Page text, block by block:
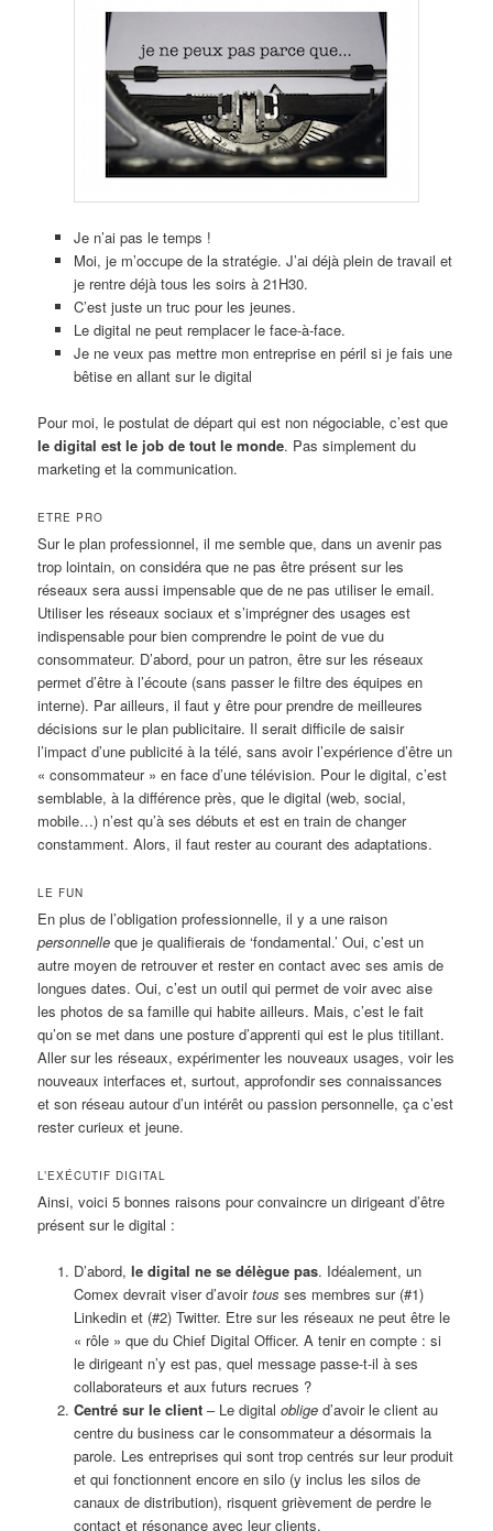
Je n’ai pas le temps !
Moi, je m’occupe de la stratégie. J’ai déjà plein de travail et
je rentre déjà tous les soirs à 21H30.
C’est juste un truc pour les jeunes.
Le digital ne peut remplacer le face-à-face.
Je ne veux pas mettre mon entreprise en péril si je fais une
bêtise en allant sur le digital
Pour moi, le postulat de départ qui est non négociable, c’est que
le digital est le job de tout le monde. Pas simplement du
marketing et la communication.
ETRE PRO
Sur le plan professionnel, il me semble que, dans un avenir pas
trop lointain, on considéra que ne pas être présent sur les
réseaux sera aussi impensable que de ne pas utiliser le email.
Utiliser les réseaux sociaux et s’imprégner des usages est
indispensable pour bien comprendre le point de vue du
consommateur. D’abord, pour un patron, être sur les réseaux
permet d’être à l’écoute (sans passer le filtre des équipes en
interne). Par ailleurs, il faut y être pour prendre de meilleures
décisions sur le plan publicitaire. Il serait difficile de saisir
l’impact d’une publicité à la télé, sans avoir l’expérience d’être un
« consommateur » en face d’une télévision. Pour le digital, c’est
semblable, à la différence près, que le digital (web, social,
mobile…) n’est qu’à ses débuts et est en train de changer
constamment. Alors, il faut rester au courant des adaptations.
LE FUN
En plus de l’obligation professionnelle, il y a une raison
personnelle que je qualifierais de ‘fondamental.’ Oui, c’est un
autre moyen de retrouver et rester en contact avec ses amis de
longues dates. Oui, c’est un outil qui permet de voir avec aise
les photos de sa famille qui habite ailleurs. Mais, c’est le fait
qu’on se met dans une posture d’apprenti qui est le plus titillant.
Aller sur les réseaux, expérimenter les nouveaux usages, voir les
nouveaux interfaces et, surtout, approfondir ses connaissances
et son réseau autour d’un intérêt ou passion personnelle, ça c’est
rester curieux et jeune.
L’EXÉCUTIF DIGITAL
Ainsi, voici 5 bonnes raisons pour convaincre un dirigeant d’être
présent sur le digital :
D’abord, le digital ne se délègue pas. Idéalement, un
Comex devrait viser d’avoirtous ses membres sur (#1)
Linkedin et (#2) Twitter. Etre sur les réseaux ne peut être le
« rôle » que du Chief Digital Officer. A tenir en compte : si
le dirigeant n’y est pas, quel message passe-t-il à ses
collaborateurs et aux futurs recrues ?
Centré sur le client– Le digital obliged’avoir le client au
centre du business car le consommateur a désormais la
parole. Les entreprises qui sont trop centrés sur leur produit
et qui fonctionnent encore en silo (y inclus les silos de
canaux de distribution), risquent grièvement de perdre le
contact et résonance avec leur clients.